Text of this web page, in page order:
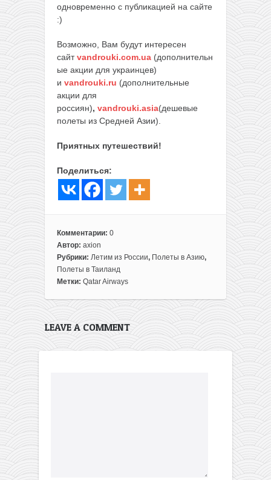
одновременно с публикацией на сайте
:)
Возможно, Вам будут интересен
сайтvandrouki.com.ua (дополнительн
ые акции для украинцев)
и vandrouki.ru (дополнительные
акции для
россиян), vandrouki.asia(дешевые
полеты из Средней Азии).
Приятных путешествий!
Поделиться:
Комментарии: 0
Автор: axion
Рубрики: Летим из России, Полеты в Азию,
Полеты в Таиланд
Метки: Qatar Airways
LEAVE A COMMENT